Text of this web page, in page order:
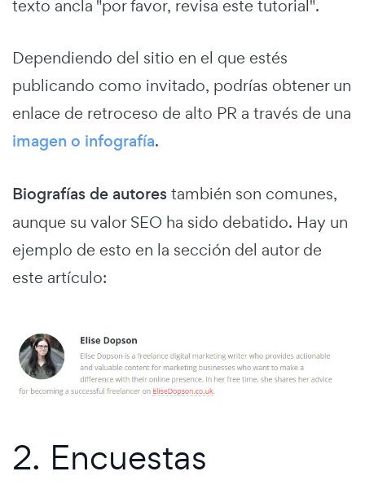
texto ancla "por favor, revisa este tutorial".
Dependiendo del sitio en el que estés
publicando como invitado, podrías obtener un
enlace de retroceso de alto PR a través de una
imagen o infografía.
Biografías de autores también son comunes,
aunque su valor SEO ha sido debatido. Hay un
ejemplo de esto en la sección del autor de
este artículo:
2. Encuestas